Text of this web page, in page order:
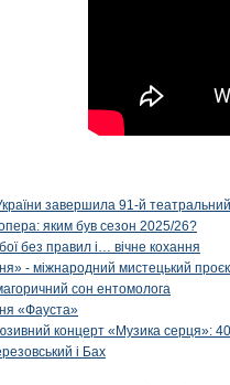
завершила 91-й
яким був сезон 2025/26?
без правил і… вічне кохання
- міжнародний мистецький
сон ентомолога
«Фауста»
концерт «Музика серця»:
і Бах